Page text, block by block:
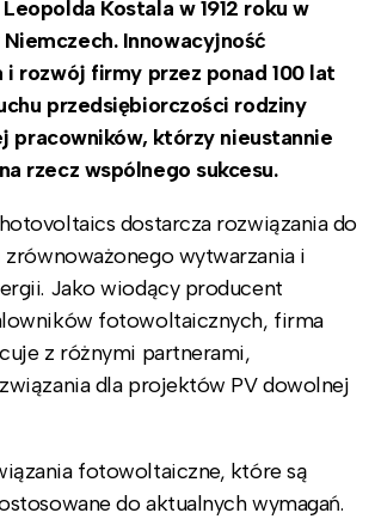
Leopolda Kostala w 1912 roku w
Innowacyjność
rozwój firmy przez ponad 100 lat
przedsiębiorczości rodziny
pracowników, którzy nieustannie
rzecz wspólnego sukcesu.
dostarcza rozwiązania do
wytwarzania i
Jako wiodący producent
fotowoltaicznych, firma
z różnymi partnerami,
dla projektów PV dowolnej
fotowoltaiczne, które są
do aktualnych wymagań.